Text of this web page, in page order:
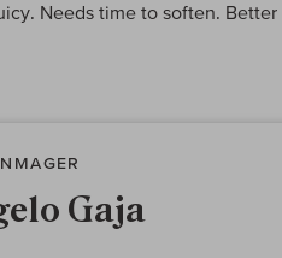
Needs time to soften.
Gaja